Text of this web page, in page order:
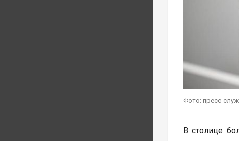
Фото: пресс-
В столице